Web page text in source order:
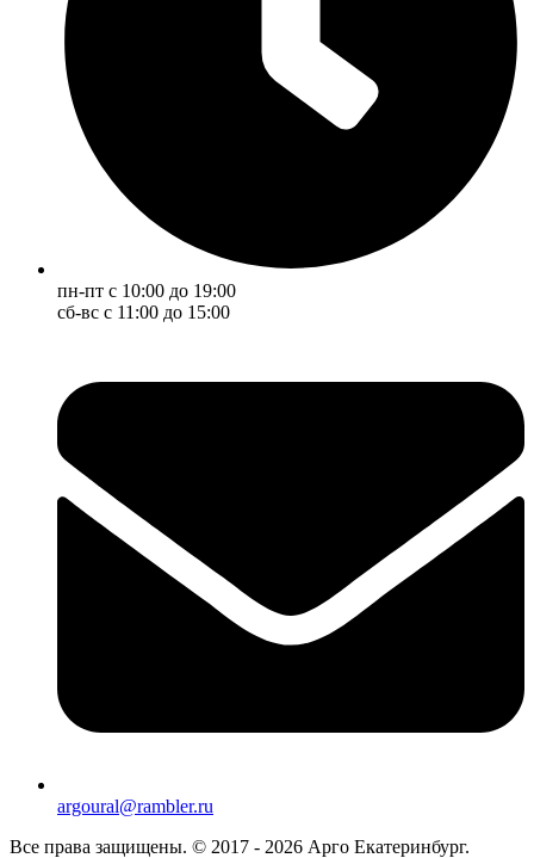
пн-пт с 10:00 до 19:00
сб-вс с 11:00 до 15:00
argoural@rambler.ru
Все права защищены. © 2017 - 2026 Арго Екатеринбург.